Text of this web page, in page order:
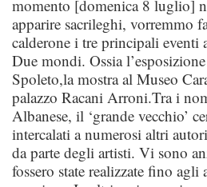
momento [domenica 8 luglio]
apparire sacrileghi, vorremmo
calderone i tre principali
Due mondi. Ossia
Spoleto,la mostra al Museo
palazzo Racani Arroni.Tra i
Albanese, il ‘grande vecchio’
intercalati a numerosi altri
da parte degli artisti. Vi sono
fossero state realizzate fino